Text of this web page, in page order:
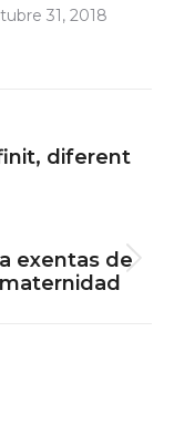
31, 2018
diferent
exentas de